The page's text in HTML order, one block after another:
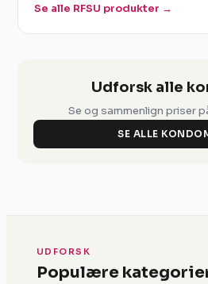
Se alle RFSU produkter →
Udforsk alle
Se og sammenlign priser
SE ALLE
UDFORSK
Populære